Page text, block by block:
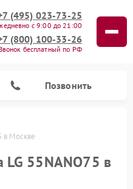
(495) 023-73-25
с 9:00 до 21:00
(800) 100-33-26
бесплатный по РФ
Позвонить
в Москве
LG 55NANO75 в